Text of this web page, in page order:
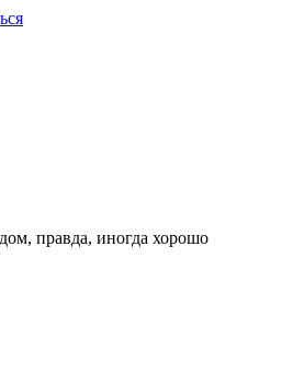
правда, иногда хорошо